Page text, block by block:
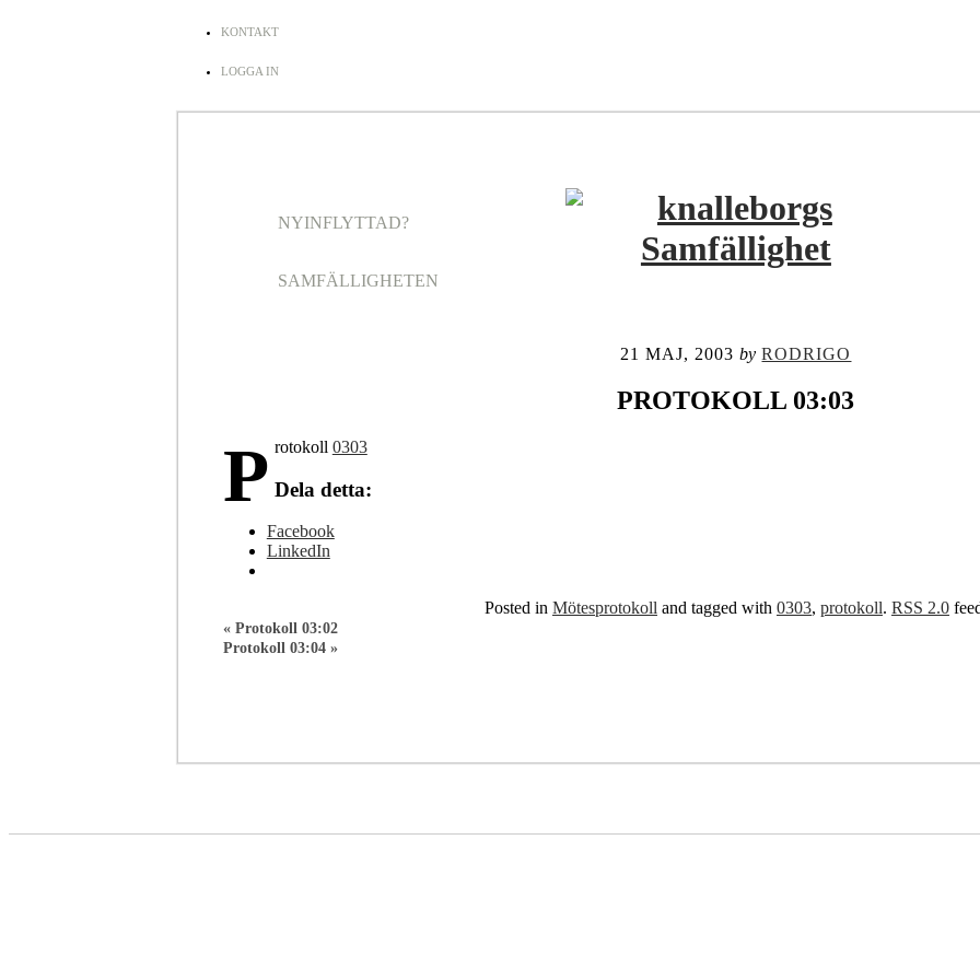
KONTAKT
LOGGA IN
NYINFLYTTAD?
SAMFÄLLIGHETEN
21 MAJ, 2003 by RODRIGO
PROTOKOLL 03:03
P rotokoll 0303
Dela detta:
Facebook
LinkedIn
Posted in Mötesprotokoll and tagged with 0303, protokoll. RSS 2.0
« Protokoll 03:02
Protokoll 03:04 »